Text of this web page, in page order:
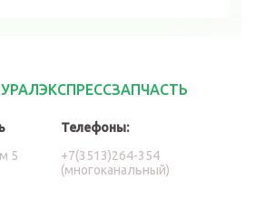
УРАЛЭКСПРЕССЗАПЧАСТЬ
5
Телефоны:
+7(3513)264-354
(многоканальный)